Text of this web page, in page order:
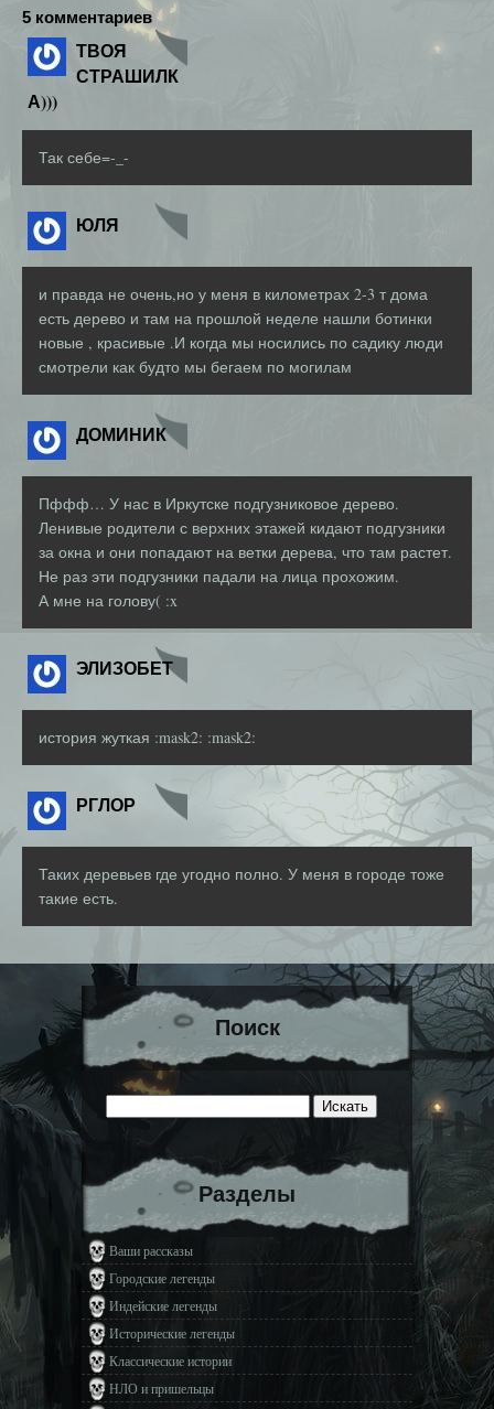
5 комментариев
ТВОЯ
СТРАШИЛК
А)))
Так себе=-_-
ЮЛЯ
и правда не очень,но у меня в километрах 2-3 т дома
есть дерево и там на прошлой неделе нашли ботинки
новые , красивые .И когда мы носились по садику люди
смотрели как будто мы бегаем по могилам
ДОМИНИК
Пффф… У нас в Иркутске подгузниковое дерево.
Ленивые родители с верхних этажей кидают подгузники
за окна и они попадают на ветки дерева, что там растет.
Не раз эти подгузники падали на лица прохожим.
А мне на голову( :x
ЭЛИЗОБЕТ
история жуткая :mask2: :mask2:
РГЛОР
Таких деревьев где угодно полно. У меня в городе тоже
такие есть.
Поиск
Разделы
Ваши рассказы
Городские легенды
Индейские легенды
Исторические легенды
Классические истории
НЛО и пришельцы